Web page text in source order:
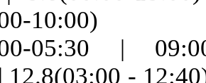
05:30 |
12.8(03:00 -